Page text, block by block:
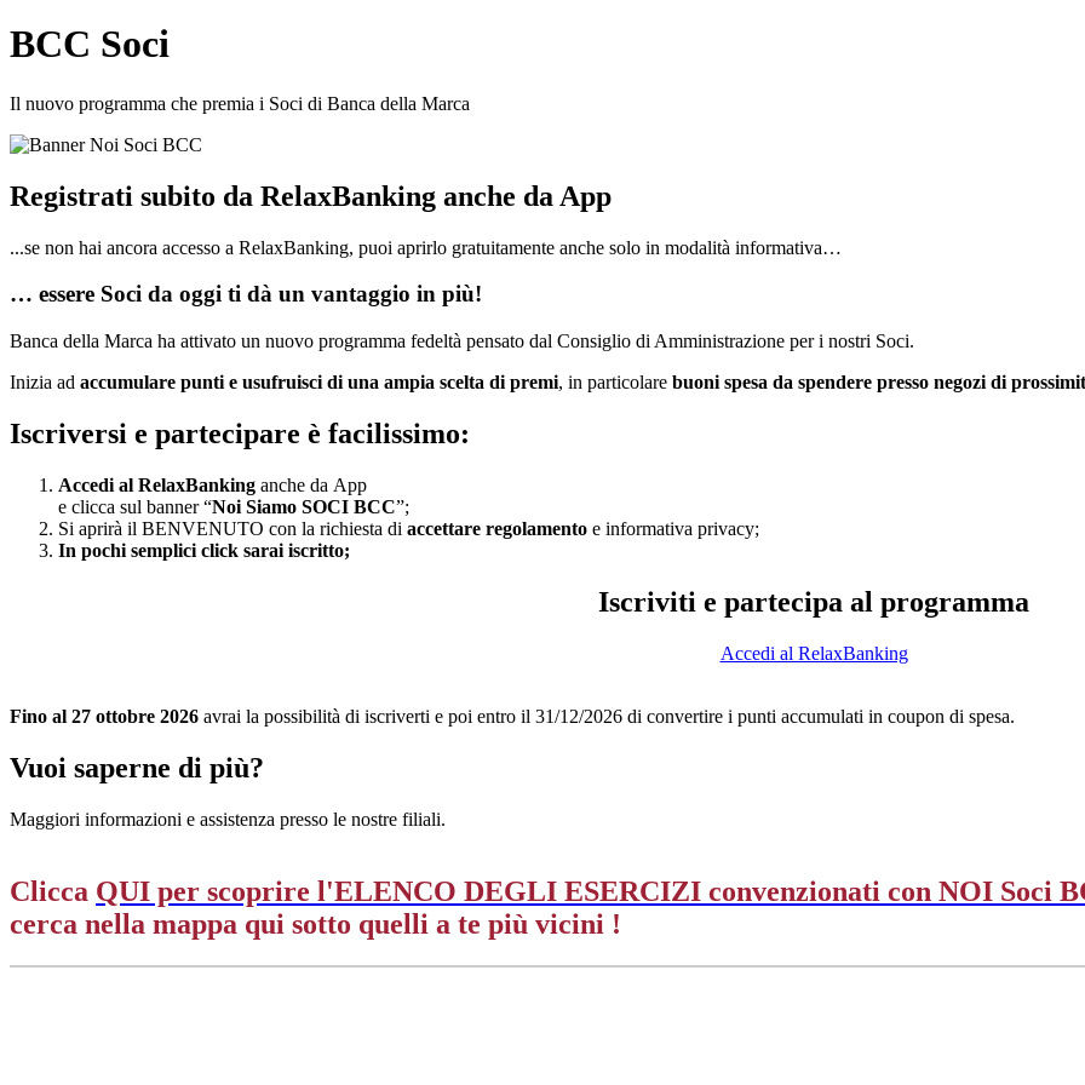
BCC Soci
Il nuovo programma che premia i Soci di Banca della Marca
Registrati subito da RelaxBanking anche da App
...se non hai ancora accesso a RelaxBanking, puoi aprirlo gratuitamente anche solo in modalità informativa…
… essere Soci da oggi ti dà un vantaggio in più!
Banca della Marca ha attivato un nuovo programma fedeltà pensato dal Consiglio di Amministrazione per i nostri Soci.
Inizia ad accumulare punti e usufruisci di una ampia scelta di premi, in particolare buoni spesa da spendere presso negozi di
Iscriversi e partecipare è facilissimo:
Accedi al RelaxBanking anche da App
e clicca sul banner “Noi Siamo SOCI BCC”;
Si aprirà il BENVENUTO con la richiesta di accettare regolamento e informativa privacy;
In pochi semplici click sarai iscritto;
Iscriviti e partecipa al programma
Accedi al RelaxBanking
Fino al 27 ottobre 2026 avrai la possibilità di iscriverti e poi entro il 31/12/2026 di convertire i punti accumulati in coupon di spesa.
Vuoi saperne di più?
Maggiori informazioni e assistenza presso le nostre filiali.
Clicca QUI per scoprire l'ELENCO DEGLI ESERCIZI convenzionati con NOI Soci
cerca nella mappa qui sotto quelli a te più vicini !